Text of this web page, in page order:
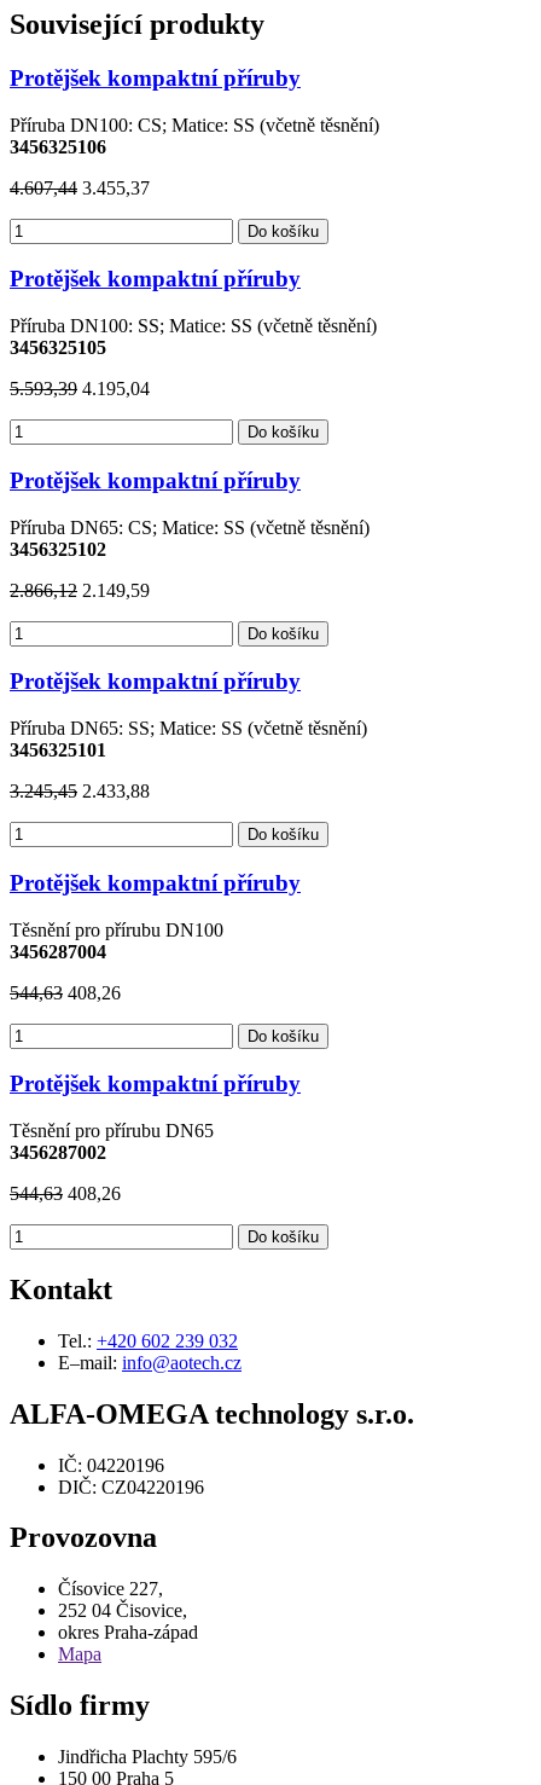
Související produkty
Protějšek kompaktní příruby
Příruba DN100: CS; Matice: SS (včetně těsnění)
3456325106
4.607,44 3.455,37
Do košíku
Protějšek kompaktní příruby
Příruba DN100: SS; Matice: SS (včetně těsnění)
3456325105
5.593,39 4.195,04
Do košíku
Protějšek kompaktní příruby
Příruba DN65: CS; Matice: SS (včetně těsnění)
3456325102
2.866,12 2.149,59
Do košíku
Protějšek kompaktní příruby
Příruba DN65: SS; Matice: SS (včetně těsnění)
3456325101
3.245,45 2.433,88
Do košíku
Protějšek kompaktní příruby
Těsnění pro přírubu DN100
3456287004
544,63 408,26
Do košíku
Protějšek kompaktní příruby
Těsnění pro přírubu DN65
3456287002
544,63 408,26
Do košíku
Kontakt
Tel.: +420 602 239 032
E–mail: info@aotech.cz
ALFA-OMEGA technology s.r.o.
IČ: 04220196
DIČ: CZ04220196
Provozovna
Čísovice 227,
252 04 Čisovice,
okres Praha-západ
Mapa
Sídlo firmy
Jindřicha Plachty 595/6
150 00 Praha 5